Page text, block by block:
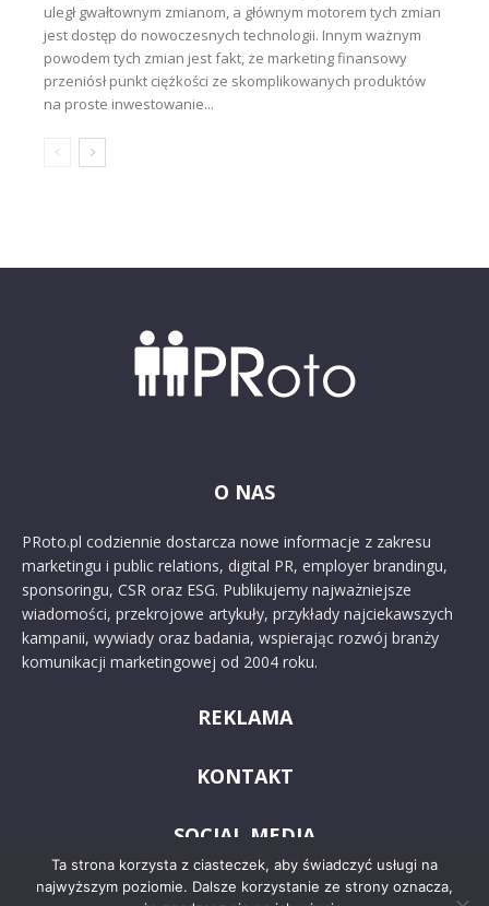
uległ gwałtownym zmianom, a głównym motorem tych zmian
jest dostęp do nowoczesnych technologii. Innym ważnym
powodem tych zmian jest fakt, że marketing finansowy
przeniósł punkt ciężkości ze skomplikowanych produktów
na proste inwestowanie...
O NAS
PRoto.pl codziennie dostarcza nowe informacje z zakresu
marketingu i public relations, digital PR, employer brandingu,
sponsoringu, CSR oraz ESG. Publikujemy najważniejsze
wiadomości, przekrojowe artykuły, przykłady najciekawszych
kampanii, wywiady oraz badania, wspierając rozwój branży
komunikacji marketingowej od 2004 roku.
REKLAMA
KONTAKT
SOCIAL MEDIA
Ta strona korzysta z ciasteczek, aby świadczyć usługi na
najwyższym poziomie. Dalsze korzystanie ze strony oznacza,